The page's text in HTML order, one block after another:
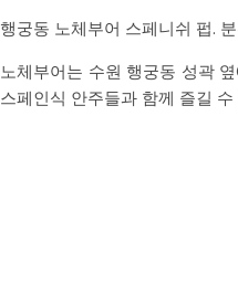
행궁동 노체부어 스페니쉬 펍.
노체부어는 수원 행궁동 성곽
스페인식 안주들과 함께 즐길 수